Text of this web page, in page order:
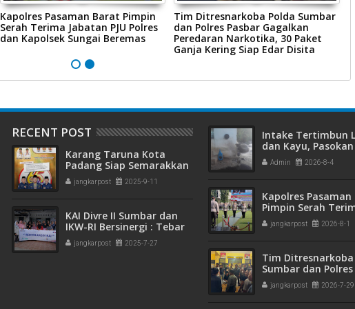
Kapolres Pasaman Barat Pimpin
Serah Terima Jabatan PJU Polres
dan Kapolsek Sungai Beremas
Tim Ditresnarkoba Polda Sumbar
dan Polres Pasbar Gagalkan
Peredaran Narkotika, 30 Paket
Ganja Kering Siap Edar Disita
RECENT POST
Karang Taruna Kota
Padang Siap Semarakkan
HUT ke-65 : Dari
Lapangan Hijau hingga
jangkarpost 2025-9-11
KAI Divre II Sumbar dan
IKW-RI Bersinergi : Tebar
Kepedulian Sosial Untuk
Panti Asuhan
jangkarpost 2025-7-27
Intake Tertimbun
dan Kayu,
Bersih di Kota
Terganggu
Admin 2026-8-4
Kapolres
Pimpin Serah
Jabatan PJU Polres
Kapolsek Sungai
jangkarpost 2026-8-1
Tim Ditresnarkoba
Sumbar dan
Gagalkan Peredaran
Narkotika, 30 Paket
jangkarpost 2026-7-29